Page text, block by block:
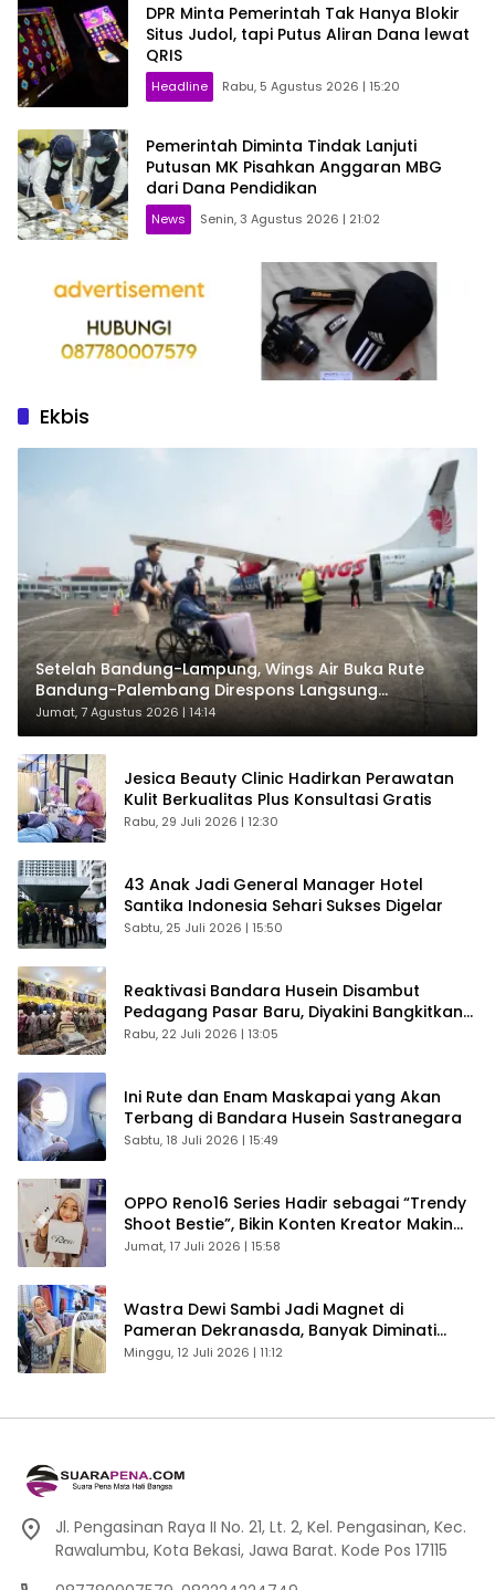
DPR Minta Pemerintah Tak Hanya Blokir
Situs Judol, tapi Putus Aliran Dana lewat
QRIS
Headline Rabu, 5 Agustus 2026 | 15:20
Pemerintah Diminta Tindak Lanjuti
Putusan MK Pisahkan Anggaran MBG
dari Dana Pendidikan
News Senin, 3 Agustus 2026 | 21:02
Ekbis
Setelah Bandung-Lampung, Wings Air Buka Rute
Bandung-Palembang Direspons Langsung
Penumpang
Jumat, 7 Agustus 2026 | 14:14
Jesica Beauty Clinic Hadirkan Perawatan
Kulit Berkualitas Plus Konsultasi Gratis
Rabu, 29 Juli 2026 | 12:30
43 Anak Jadi General Manager Hotel
Santika Indonesia Sehari Sukses Digelar
Sabtu, 25 Juli 2026 | 15:50
Reaktivasi Bandara Husein Disambut
Pedagang Pasar Baru, Diyakini Bangkitkan
Kembali Ekonomi Bandung
Rabu, 22 Juli 2026 | 13:05
Ini Rute dan Enam Maskapai yang Akan
Terbang di Bandara Husein Sastranegara
Sabtu, 18 Juli 2026 | 15:49
OPPO Reno16 Series Hadir sebagai “Trendy
Shoot Bestie”, Bikin Konten Kreator Makin
Betah
Jumat, 17 Juli 2026 | 15:58
Wastra Dewi Sambi Jadi Magnet di
Pameran Dekranasda, Banyak Diminati
Pengunjung
Minggu, 12 Juli 2026 | 11:12
Jl. Pengasinan Raya II No. 21, Lt. 2, Kel. Pengasinan, Kec.
Rawalumbu, Kota Bekasi, Jawa Barat. Kode Pos 17115